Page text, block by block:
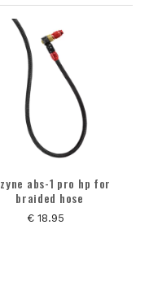
abs-1 pro hp for
braided hose
€ 18.95